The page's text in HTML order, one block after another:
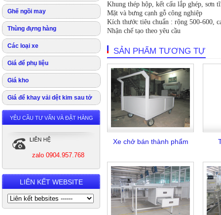
Ghế ngồi may
Thùng đựng hàng
Các loại xe
Giá để phụ liệu
Giá kho
Giá để khay vải dệt kim sau tở
YÊU CẦU TƯ VẤN VÀ ĐẶT HÀNG
zalo 0904.957.768
LIÊN KẾT WEBSITE
Khung thép hộp, kết cấu lắp ghép, sơn
Mặt và bưng cạnh gỗ công nghiệp
Kích thước tiêu chuẩn : rộng 500-600,
Nhận chế tạo theo yêu cầu
SẢN PHẨM TƯƠNG TỰ
Xe chở bán thành phẩm